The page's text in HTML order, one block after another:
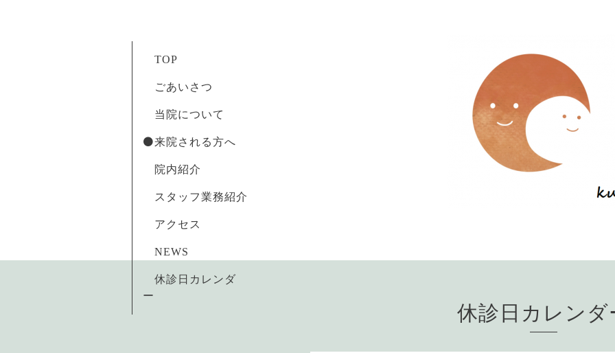
TOP
ごあいさつ
当院について
⚫️来院される方へ
院内紹介
スタッフ業務紹介
アクセス
NEWS
休診日カレンダ
ー
休診日カレン